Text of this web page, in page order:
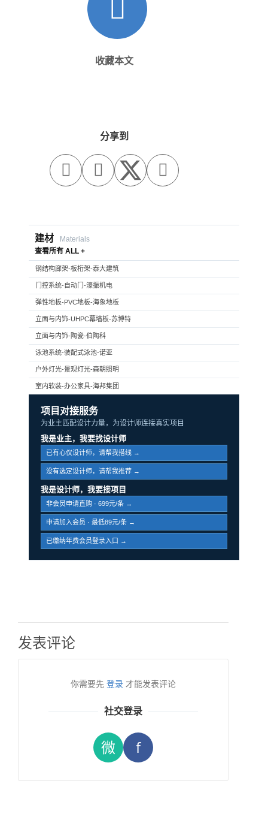
收藏本文
分享到
  
建材
Materials
查看所有 ALL +
钢结构廊架-板桁架-泰大建筑
门控系统-自动门-濠振机电
弹性地板-PVC地板-海象地板
立面与内饰-UHPC幕墙板-苏博特
立面与内饰-陶瓷-伯陶科
泳池系统-装配式泳池-诺亚
户外灯光-景观灯光-森朝照明
室内软装-办公家具-海邦集团
项目对接服务
为业主匹配设计力量，为设计师连接真实项目
我是业主，我要找设计师
已有心仪设计师，请帮我搭线 →
没有选定设计师，请帮我推荐 →
我是设计师，我要接项目
非会员申请直购 · 699元/条 →
申请加入会员 · 最低89元/条 →
已缴纳年费会员登录入口 →
发表评论
你需要先 登录 才能发表评论
社交登录
微 f